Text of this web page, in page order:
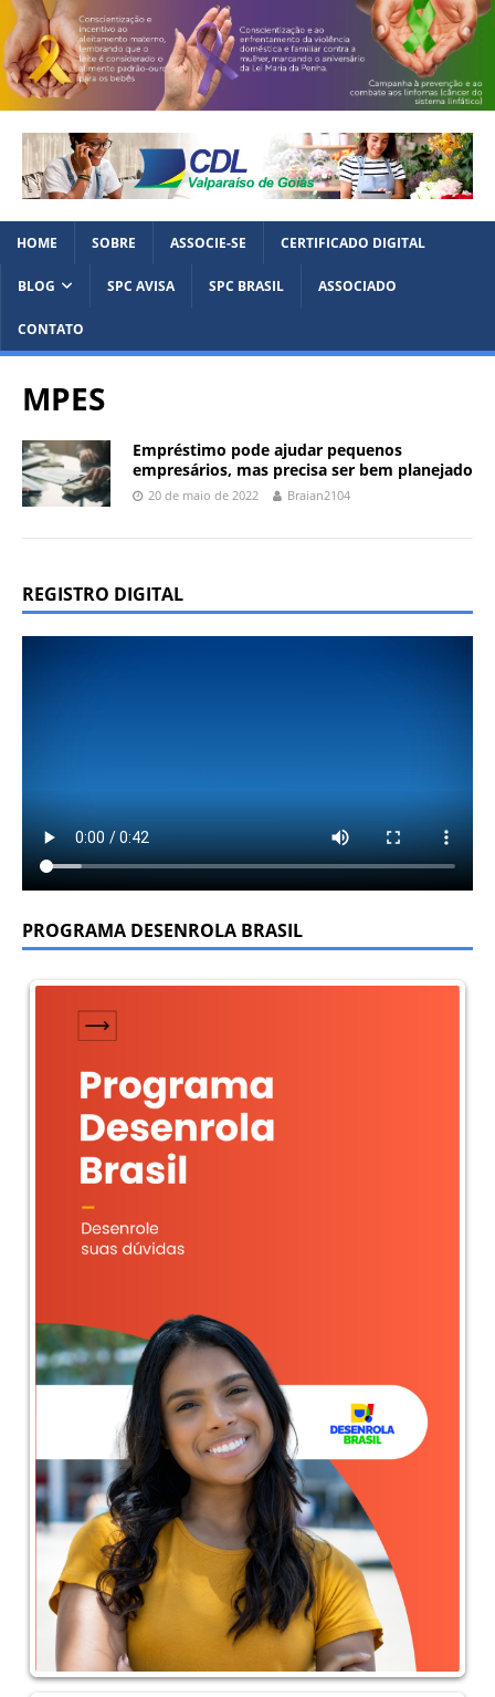
HOME SOBRE ASSOCIE-SE CERTIFICADO DIGITAL
BLOG SPC AVISA SPC BRASIL ASSOCIADO
CONTATO
MPES
Empréstimo pode ajudar pequenos
empresários, mas precisa ser bem planejado
20 de maio de 2022 Braian2104
REGISTRO DIGITAL
PROGRAMA DESENROLA BRASIL